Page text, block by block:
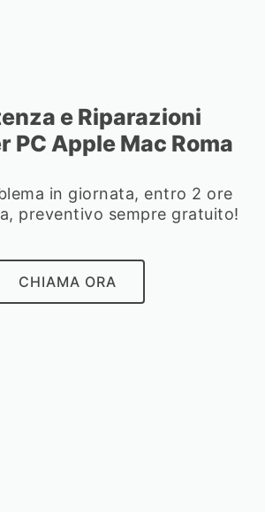
e Riparazioni
PC Apple Mac Roma
in giornata, entro 2 ore
preventivo sempre gratuito!
CHIAMA ORA